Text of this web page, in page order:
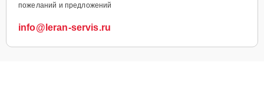
пожеланий и предложений
info@leran-servis.ru